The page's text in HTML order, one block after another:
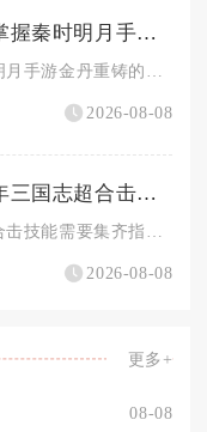
如何精准地掌握秦时明月手游金丹重铸技巧
2026-08-08
怎么激活少年三国志超合击技能
2026-08-08
更多+
08-08